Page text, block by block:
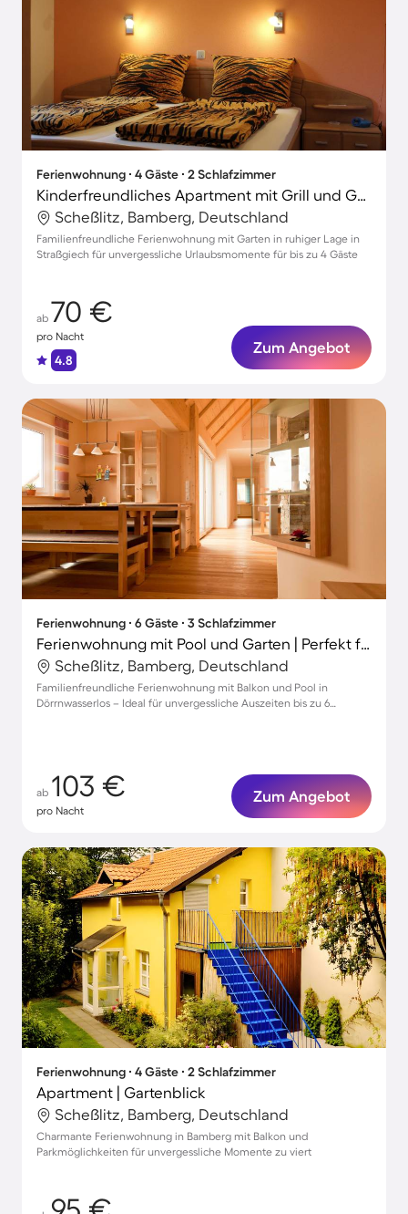
Ferienwohnung ∙ 4 Gäste ∙ 2 Schlafzimmer
Kinderfreundliches Apartment mit Grill und Garten
Scheßlitz, Bamberg, Deutschland
Familienfreundliche Ferienwohnung mit Garten in ruhiger Lage in
Straßgiech für unvergessliche Urlaubsmomente für bis zu 4 Gäste
ab 70 €
pro Nacht
4.8
Zum Angebot
Ferienwohnung ∙ 6 Gäste ∙ 3 Schlafzimmer
Ferienwohnung mit Pool und Garten | Perfekt für die Arbeit von Zuhause
Scheßlitz, Bamberg, Deutschland
Familienfreundliche Ferienwohnung mit Balkon und Pool in
Dörrnwasserlos – Ideal für unvergessliche Auszeiten bis zu 6
ab 103 €
pro Nacht
Zum Angebot
Ferienwohnung ∙ 4 Gäste ∙ 2 Schlafzimmer
Apartment | Gartenblick
Scheßlitz, Bamberg, Deutschland
Charmante Ferienwohnung in Bamberg mit Balkon und
Parkmöglichkeiten für unvergessliche Momente zu viert